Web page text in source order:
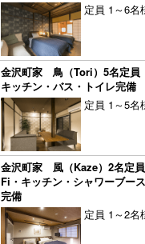
定員 1～6名
金沢町家 鳥（Tori）5名定
キッチン・バス・トイレ完備
定員 1～5名
金沢町家 風（Kaze）2名定
Fi・キッチン・シャワーブー
完備
定員 1～2名